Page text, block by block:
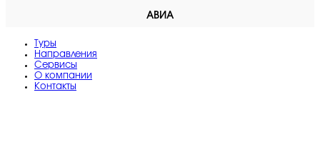
АВИА
Туры
Направления
Сервисы
O компании
Контакты